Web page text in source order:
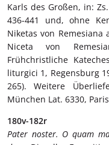
Karls des Großen, in:
436-441 und, ohne
Niketas von Remesiana
Niceta von
Frühchristliche
liturgici 1, Regensburg
265). Weitere
München Lat. 6330,
180v-182r
Pater noster. O quam